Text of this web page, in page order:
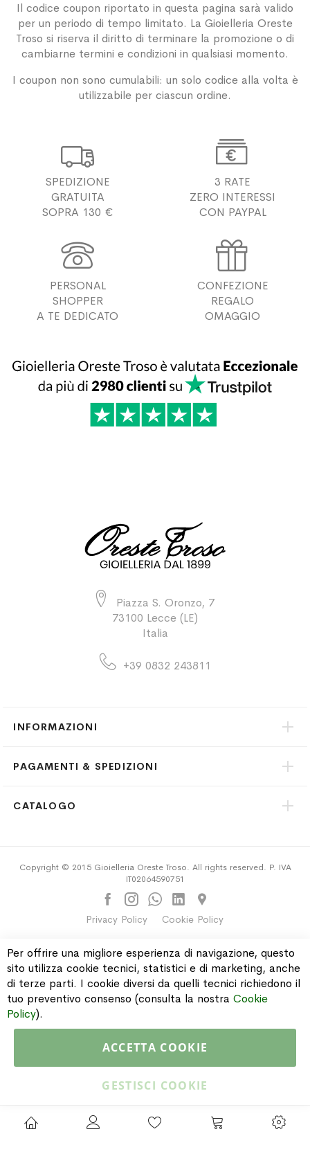
Il codice coupon riportato in questa pagina sarà valido
per un periodo di tempo limitato. La Gioielleria Oreste
Troso si riserva il diritto di terminare la promozione o di
cambiarne termini e condizioni in qualsiasi momento.
I coupon non sono cumulabili: un solo codice alla volta è
utilizzabile per ciascun ordine.

SPEDIZIONE
GRATUITA
SOPRA 130 €

3 RATE
ZERO INTERESSI
CON PAYPAL

PERSONAL
SHOPPER
A TE DEDICATO

CONFEZIONE
REGALO
OMAGGIO
Piazza S. Oronzo, 7
73100 Lecce (LE)
Italia
+39 0832 243811
INFORMAZIONI
PAGAMENTI & SPEDIZIONI
CATALOGO
Copyright © 2015 Gioielleria Oreste Troso. All rights reserved. P. IVA
IT02064590751
Privacy Policy Cookie Policy
Per offrire una migliore esperienza di navigazione, questo
sito utilizza cookie tecnici, statistici e di marketing, anche
di terze parti. I cookie diversi da quelli tecnici richiedono il
tuo preventivo consenso (consulta la nostra Cookie
Policy).
ACCETTA COOKIE
GESTISCI COOKIE